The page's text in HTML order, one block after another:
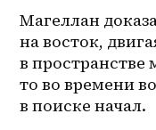
Магеллан
на восток,
в
то во времени
в поиске начал.